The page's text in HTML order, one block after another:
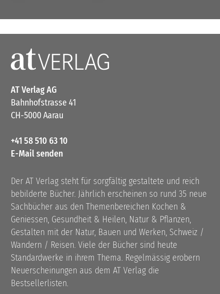
AT Verlag AG
Bahnhofstrasse 41
CH-5000 Aarau
+41 58 510 63 10
E-Mail senden
Der AT Verlag steht für sorgfältig gestaltete und reich
bebilderte Bücher. Jährlich erscheinen so rund 35 neue
Sachbücher aus den Themenbereichen Kochen &
Geniessen, Gesundheit & Heilen, Natur & Pflanzen,
Gestalten mit der Natur, Bauen und Werken, Schweiz /
Wandern / Reisen. Viele der Bücher sind heute
Standardwerke in ihrem Thema. Regelmässig erobern
Neuerscheinungen aus dem AT Verlag die
Bestsellerlisten.